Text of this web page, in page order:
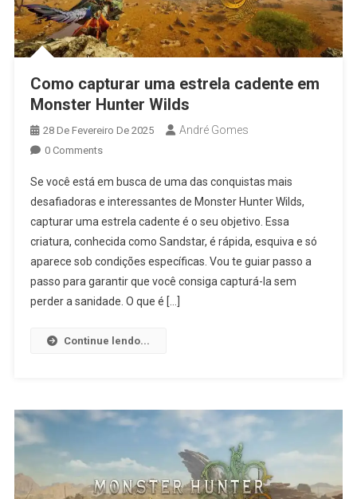
Como capturar uma estrela cadente em
Monster Hunter Wilds
28 De Fevereiro De 2025 André Gomes
0 Comments
Se você está em busca de uma das conquistas mais
desafiadoras e interessantes de Monster Hunter Wilds,
capturar uma estrela cadente é o seu objetivo. Essa
criatura, conhecida como Sandstar, é rápida, esquiva e só
aparece sob condições específicas. Vou te guiar passo a
passo para garantir que você consiga capturá-la sem
perder a sanidade. O que é […]
Continue lendo...